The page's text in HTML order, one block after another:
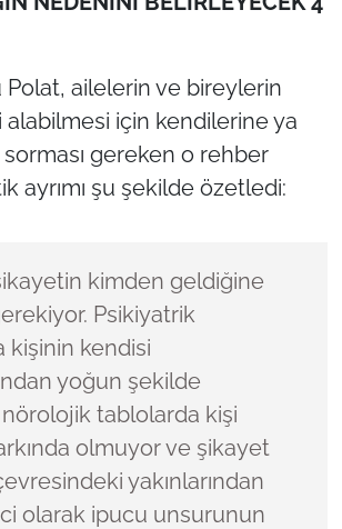
Polat, ailelerin ve bireylerin
için kendilerine ya
sorması gereken o rehber
ayrımı şu şekilde özetledi:
kimden geldiğine
Psikiyatrik
kişinin kendisi
yoğun şekilde
nörolojik tablolarda kişi
olmuyor ve şikayet
yakınlarından
olarak ipucu unsurunun